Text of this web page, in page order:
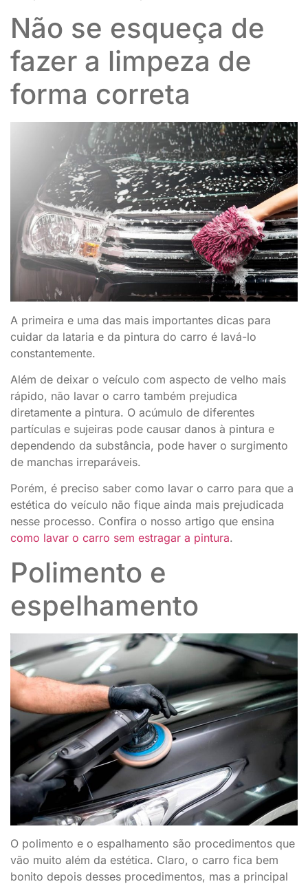
Não se esqueça de
fazer a limpeza de
forma correta
A primeira e uma das mais importantes dicas para
cuidar da lataria e da pintura do carro é lavá-lo
constantemente.
Além de deixar o veículo com aspecto de velho mais
rápido, não lavar o carro também prejudica
diretamente a pintura. O acúmulo de diferentes
partículas e sujeiras pode causar danos à pintura e
dependendo da substância, pode haver o surgimento
de manchas irreparáveis.
Porém, é preciso saber como lavar o carro para que a
estética do veículo não fique ainda mais prejudicada
nesse processo. Confira o nosso artigo que ensina
como lavar o carro sem estragar a pintura.
Polimento e
espelhamento
O polimento e o espalhamento são procedimentos que
vão muito além da estética. Claro, o carro fica bem
bonito depois desses procedimentos, mas a principal